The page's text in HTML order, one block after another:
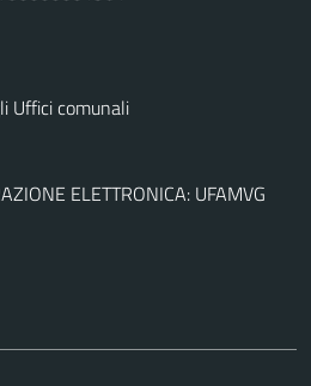
Uffici comunali
ELETTRONICA: UFAMVG